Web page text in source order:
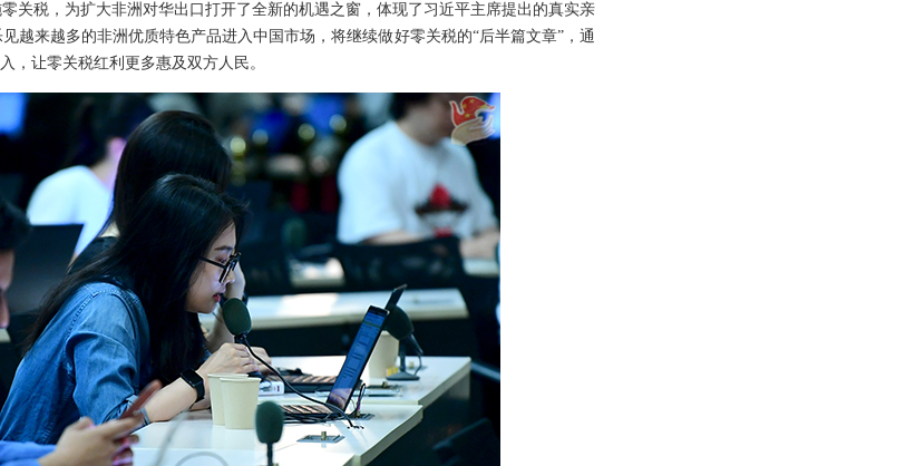
关税，为扩大非洲对华出口打开了全新的机遇之窗，体现了习近平主席提出的真实亲
越来越多的非洲优质特色产品进入中国市场，将继续做好零关税的“后半篇文章”，通
，让零关税红利更多惠及双方人民。